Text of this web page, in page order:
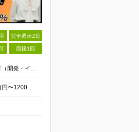
完全週休2日
面接1回
【必須条件】 ◎首都圏・関西圏在住でITエンジニアとしての実務経験が3年以上ある⽅（開発・インフラいずれも歓迎） →首都圏（東京、神奈川、千葉、埼玉）、関西圏（大阪、兵庫、京都）在住のITエンジニア採
【年収アップ保証】 月給24万円～100万円＋賞与（年3回）＋諸手当 ◆想定年収432万円〜1200万円(経験・スキルを考慮し決定) ※年収アップ保証付帯 ◆基本給には⽉20時間分の固定残業代(31,